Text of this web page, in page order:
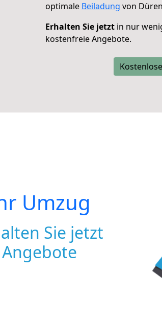
optimale Beiladung von
Erhalten Sie jetzt in nur
kostenfreie Angebote.
Umzug
Sie jetzt
Angebote